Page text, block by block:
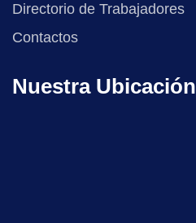
Directorio de Trabajadores
Contactos
Nuestra Ubicación